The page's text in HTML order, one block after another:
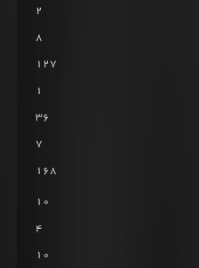
2
8
127
1
36
7
168
10
4
10